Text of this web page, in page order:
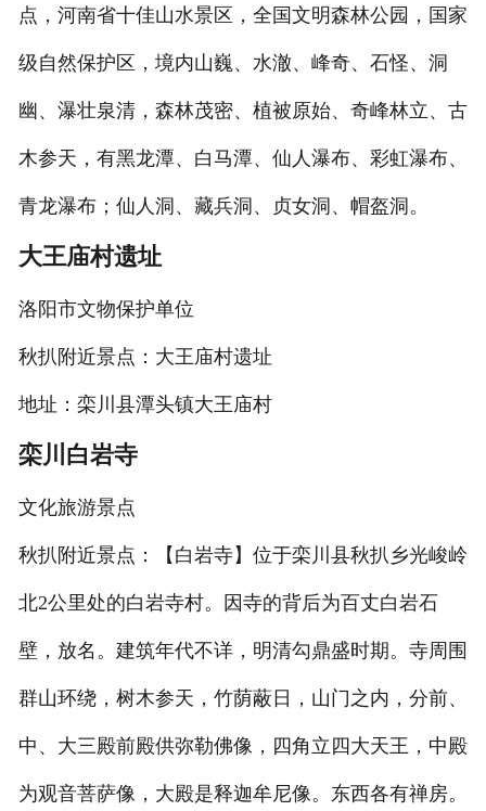
点，河南省十佳山水景区，全国文明森林公园，国家
级自然保护区，境内山巍、水澈、峰奇、石怪、洞
幽、瀑壮泉清，森林茂密、植被原始、奇峰林立、古
木参天，有黑龙潭、白马潭、仙人瀑布、彩虹瀑布、
青龙瀑布；仙人洞、藏兵洞、贞女洞、帽盔洞。
大王庙村遗址
洛阳市文物保护单位
秋扒附近景点：大王庙村遗址
地址：栾川县潭头镇大王庙村
栾川白岩寺
文化旅游景点
秋扒附近景点：【白岩寺】位于栾川县秋扒乡光峻岭
北2公里处的白岩寺村。因寺的背后为百丈白岩石
壁，放名。建筑年代不详，明清勾鼎盛时期。寺周围
群山环绕，树木参天，竹荫蔽日，山门之内，分前、
中、大三殿前殿供弥勒佛像，四角立四大天王，中殿
为观音菩萨像，大殿是释迦牟尼像。东西各有禅房。